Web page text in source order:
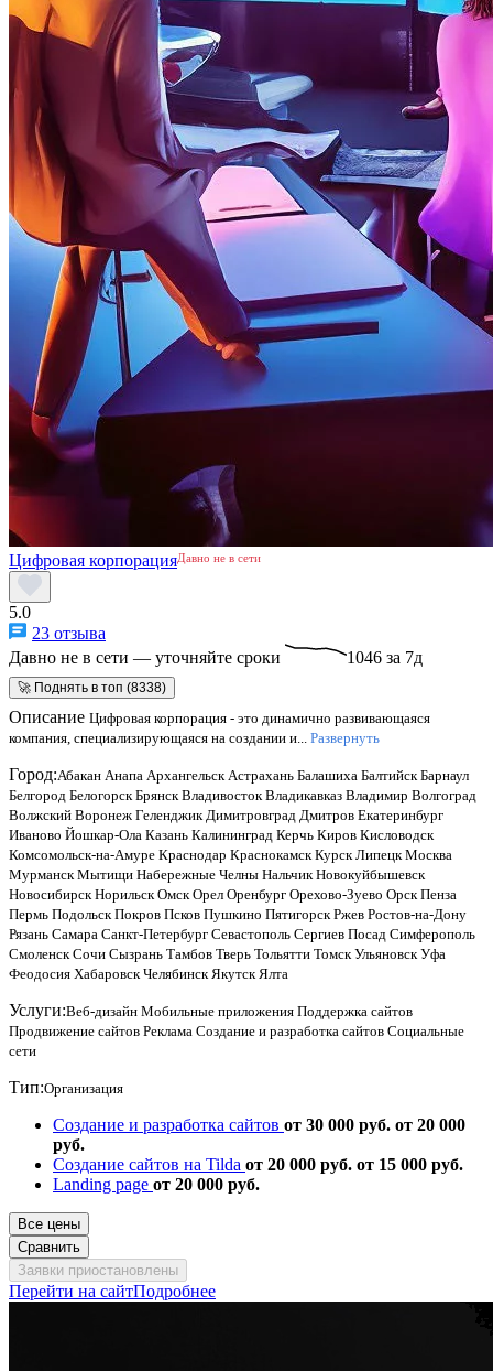
Цифровая корпорацияДавно не в сети
5.0
23 отзыва
Давно не в сети — уточняйте сроки
1046 за 7д
🚀 Поднять в топ (8338)
Описание Цифровая корпорация - это динамично развивающаяся
компания, специализирующаяся на создании и...
Развернуть
Город:Абакан Анапа Архангельск Астрахань Балашиха Балтийск Барнаул
Белгород Белогорск Брянск Владивосток Владикавказ Владимир Волгоград
Волжский Воронеж Геленджик Димитровград Дмитров Екатеринбург
Иваново Йошкар-Ола Казань Калининград Керчь Киров Кисловодск
Комсомольск-на-Амуре Краснодар Краснокамск Курск Липецк Москва
Мурманск Мытищи Набережные Челны Нальчик Новокуйбышевск
Новосибирск Норильск Омск Орел Оренбург Орехово-Зуево Орск Пенза
Пермь Подольск Покров Псков Пушкино Пятигорск Ржев Ростов-на-Дону
Рязань Самара Санкт-Петербург Севастополь Сергиев Посад Симферополь
Смоленск Сочи Сызрань Тамбов Тверь Тольятти Томск Ульяновск Уфа
Феодосия Хабаровск Челябинск Якутск Ялта
Услуги:Веб-дизайн Мобильные приложения Поддержка сайтов
Продвижение сайтов Реклама Создание и разработка сайтов Социальные
сети
Тип:Организация
Создание и разработка сайтов от 30 000 руб. от 20 000
руб.
Создание сайтов на Tilda от 20 000 руб. от 15 000 руб.
Landing page от 20 000 руб.
Все цены
Сравнить
Заявки приостановлены
Перейти на сайтПодробнее